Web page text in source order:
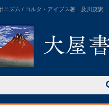
ニズム / コルタ・アイブス著 及川茂訳